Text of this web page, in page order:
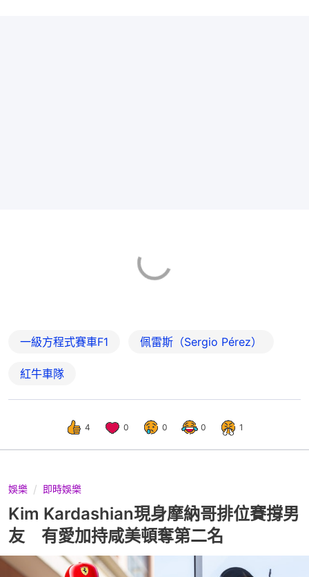
一級方程式賽車F1 佩雷斯（Sergio Pérez）
紅牛車隊
4 0 0 0 1
娛樂 即時娛樂
Kim Kardashian現身摩納哥排位賽撐男
友 有愛加持咸美頓奪第二名